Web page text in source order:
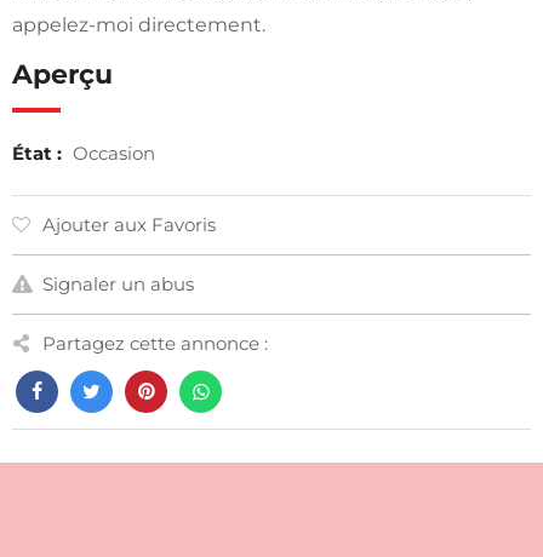
appelez-moi directement.
Aperçu
État : Occasion
Ajouter aux Favoris
Signaler un abus
Partagez cette annonce :